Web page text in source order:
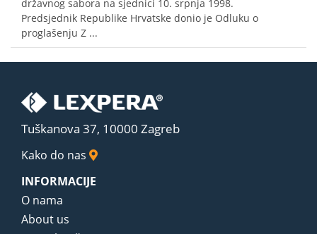
državnog sabora na sjednici 10. srpnja 1998.
Predsjednik Republike Hrvatske donio je Odluku o
proglašenju Z ...
Tuškanova 37, 10000 Zagreb
Kako do nas
INFORMACIJE
O nama
About us